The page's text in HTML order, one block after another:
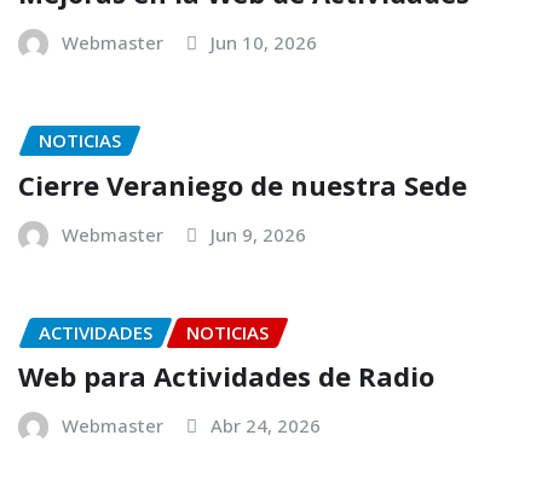
Webmaster Jun 10, 2026
NOTICIAS
Cierre Veraniego de nuestra Sede
Webmaster Jun 9, 2026
ACTIVIDADES NOTICIAS
Web para Actividades de Radio
Webmaster Abr 24, 2026